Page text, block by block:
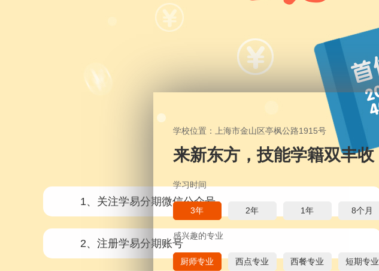
1、关注学易分期微信公众号
2、注册学易分期账号
学校位置：上海市金山区亭枫公路1915号
来新东方，技能学籍双丰收
学习时间
3年 2年 1年 8个月
感兴趣的专业
厨师专业 西点专业 西餐专业 短期专业